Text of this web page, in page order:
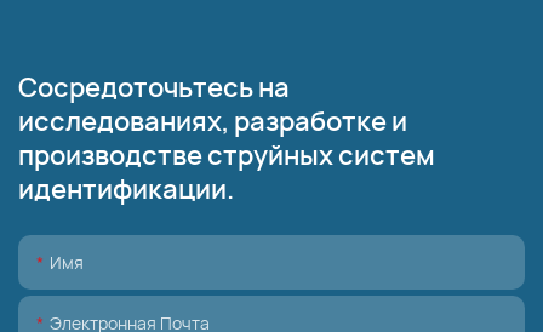
Сосредоточьтесь на
исследованиях, разработке и
производстве струйных систем
идентификации.
Имя
Электронная Почта